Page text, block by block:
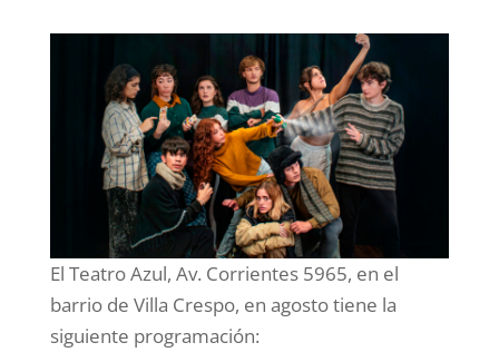
El Teatro Azul, Av. Corrientes 5965, en el
barrio de Villa Crespo, en agosto tiene la
siguiente programación: